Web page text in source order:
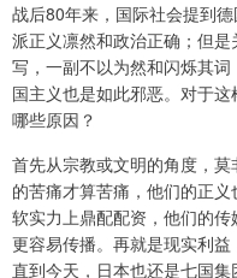
战后80年来，国际社会提到
派正义凛然和政治正确；但
写，一副不以为然和闪烁其
国主义也是如此邪恶。对于
哪些原因？
首先从宗教或文明的角度，
的苦痛才算苦痛，他们的正
软实力上鼎配配资，他们的
更容易传播。再就是现实利益
直到今天，日本也还是七国集